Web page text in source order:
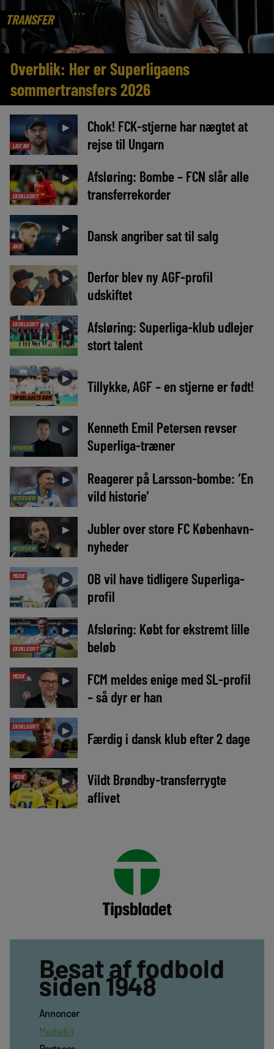
TRANSFER
Overblik: Her er Superligaens
sommertransfers 2026
LIGE NU
►
Chok! FCK-stjerne har nægtet at
rejse til Ungarn
EKSKLUSIVT
►
Afsløring: Bombe – FCN slår alle
transferrekorder
AVIS
► Dansk angriber sat til salg
►
Derfor blev ny AGF-profil
udskiftet
EKSKLUSIVT ►
Afsløring: Superliga-klub udlejer
stort talent
TIPSBLADETS DOM
► Tillykke, AGF – en stjerne er født!
NYHEDER
►
Kenneth Emil Petersen revser
Superliga-træner
INTERVIEW
►
Reagerer på Larsson-bombe: ‘En
vild historie’
INTERVIEW
►
Jubler over store FC København-
nyheder
MEDIE ►
OB vil have tidligere Superliga-
profil
EKSKLUSIVT
►
Afsløring: Købt for ekstremt lille
beløb
MEDIE ►
FCM meldes enige med SL-profil
– så dyr er han
EKSKLUSIVT ► Færdig i dansk klub efter 2 dage
MEDIE ►
Vildt Brøndby-transferrygte
aflivet
Besat af fodbold
siden 1948
Annoncer
Mediekit